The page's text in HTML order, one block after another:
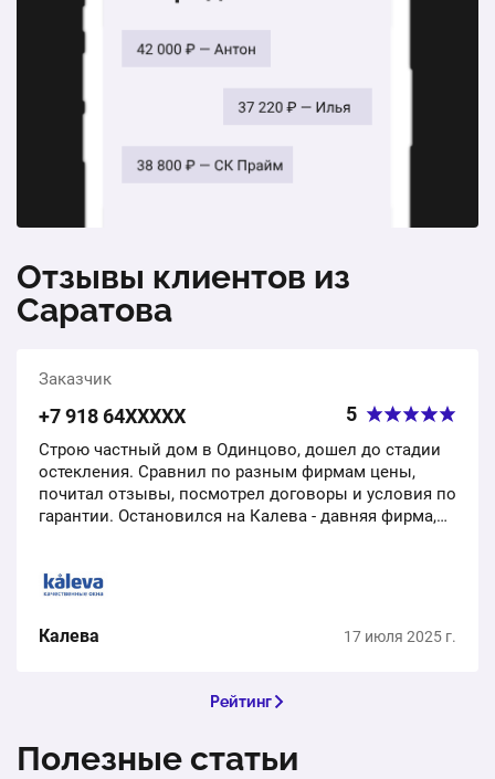
Установка откосов из сендвич-панелей
1 шт. от 1 000 ₽
Установка москитных сеток
Отзывы клиентов из
Саратова
Заказчик
+7 918 64ХХХХХ 5
Строю частный дом в Одинцово, дошел до стадии
остекления. Сравнил по разным фирмам цены,
почитал отзывы, посмотрел договоры и условия по
гарантии. Остановился на Калева - давняя фирма,
Калева 17 июля 2025 г.
Рейтинг
Полезные статьи